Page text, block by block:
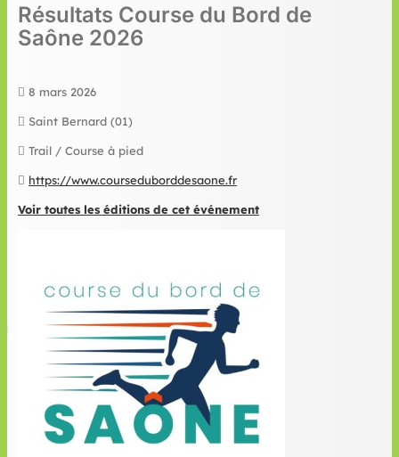
Résultats Course du Bord de
Saône 2026
8 mars 2026
Saint Bernard (01)
Trail / Course à pied
https://www.courseduborddesaone.fr
Voir toutes les éditions de cet événement